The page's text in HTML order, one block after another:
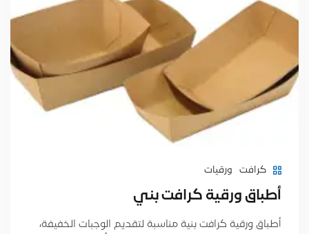
كرافت ورقيات
أطباق ورقية كرافت بني
أطباق ورقية كرافت بنية مناسبة لتقديم الوجبات الخفيفة،